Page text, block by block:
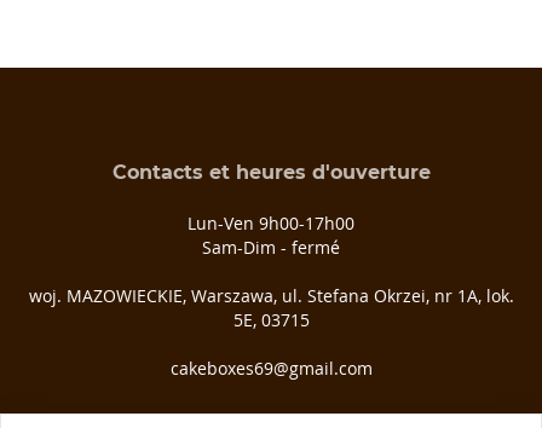
Contacts et heures d'ouverture
Lun-Ven 9h00-17h00
Sam-Dim - fermé
woj. MAZOWIECKIE, Warszawa, ul. Stefana Okrzei, nr 1A, lok.
5E, 03­715
cakeboxes69@gmail.com